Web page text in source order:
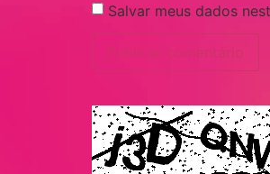
Salvar meus dados